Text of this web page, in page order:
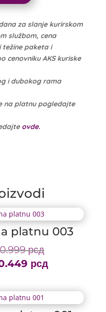
za slanje kurirskom
službom, cena
težine paketa i
cenovniku AKS kuriske
i dubokog rama
na platnu pogledajte
ovde.
platnu 003
рсдPrice
range:
рсд